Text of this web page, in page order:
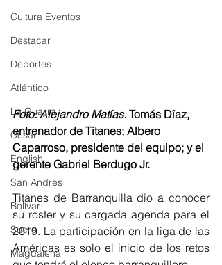
Cultura Eventos
Destacar
Deportes
Atlántico
La Guajira
Cesar
English
San Andres
Bolívar
Sucre
Magdalena
Foto: Alejandro Matías. Tomás Díaz,
entrenador de Titanes; Albero
Caparroso, presidente del equipo; y el
gerente Gabriel Berdugo Jr.
Titanes de Barranquilla dio a conocer
su roster y su cargada agenda para el
2019. La participación en la liga de las
Américas es solo el inicio de los retos